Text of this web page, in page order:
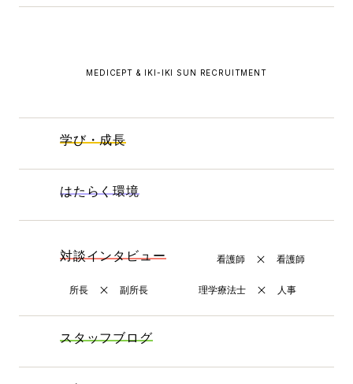
MEDICEPT & IKI-IKI SUN RECRUITMENT
学び・成長
はたらく環境
対談インタビュー 看護師 看護師
所長 副所長 理学療法士 人事
スタッフブログ